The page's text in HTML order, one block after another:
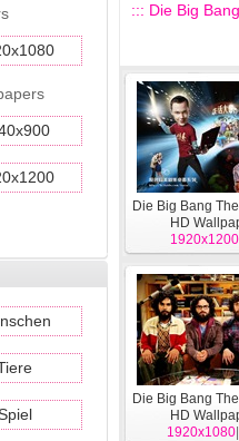
::: Die Big
Die Big Bang
HD
1920x1200|
Die Big Bang
HD
1920x1080|